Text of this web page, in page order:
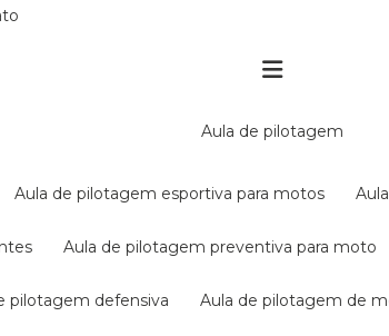
aula de pilotagem
aula de pilotagem esportiva para motos
aula de pilotagem preventiva para moto
pilotagem defensiva aula de pilotagem de